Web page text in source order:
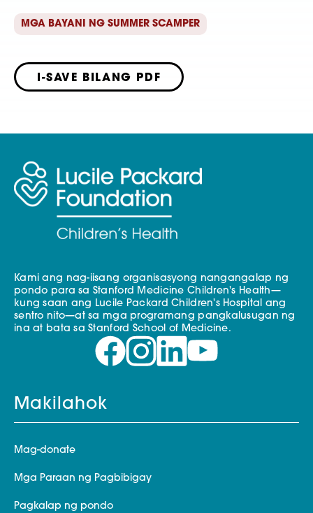
MGA BAYANI NG SUMMER SCAMPER
I-SAVE BILANG PDF
Kami ang nag-iisang organisasyong nangangalap ng
pondo para sa Stanford Medicine Children's Health—
kung saan ang Lucile Packard Children's Hospital ang
sentro nito—at sa mga programang pangkalusugan ng
ina at bata sa Stanford School of Medicine.
Makilahok
Mag-donate
Mga Paraan ng Pagbibigay
Pagkalap ng pondo